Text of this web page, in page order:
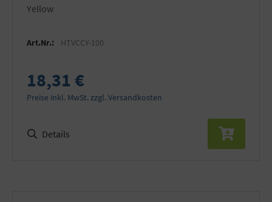
Yellow
Art.Nr.: HTVCCY-100
18,31 €
Preise inkl. MwSt. zzgl. Versandkosten
Details